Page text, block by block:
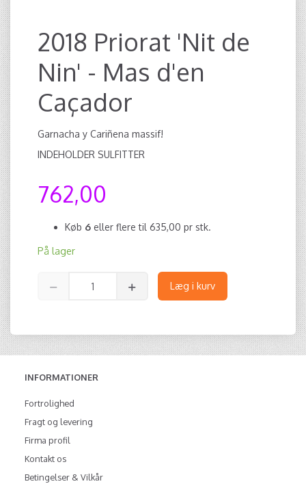
2018 Priorat 'Nit de
Nin' - Mas d'en
Caçador
Garnacha y Cariñena massif!
INDEHOLDER SULFITTER
762,00
Køb 6 eller flere til 635,00 pr stk.
På lager
Læg i kurv
INFORMATIONER
Fortrolighed
Fragt og levering
Firma profil
Kontakt os
Betingelser & Vilkår